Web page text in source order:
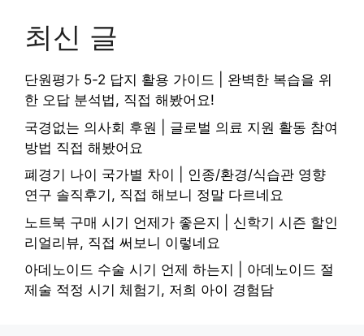
최신 글
단원평가 5-2 답지 활용 가이드 | 완벽한 복습을 위
한 오답 분석법, 직접 해봤어요!
국경없는 의사회 후원 | 글로벌 의료 지원 활동 참여
방법 직접 해봤어요
폐경기 나이 국가별 차이 | 인종/환경/식습관 영향
연구 솔직후기, 직접 해보니 정말 다르네요
노트북 구매 시기 언제가 좋은지 | 신학기 시즌 할인
리얼리뷰, 직접 써보니 이렇네요
아데노이드 수술 시기 언제 하는지 | 아데노이드 절
제술 적정 시기 체험기, 저희 아이 경험담